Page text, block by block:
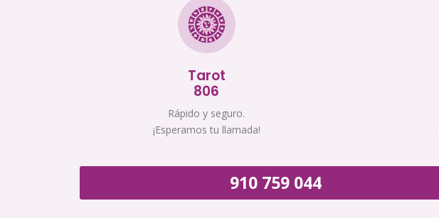
Tarot
806
Rápido y seguro.
¡Esperamos tu llamada!
910 759 044